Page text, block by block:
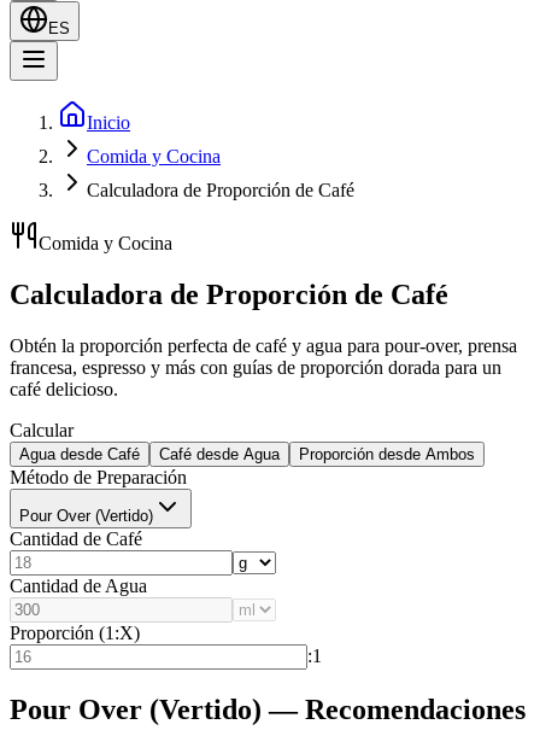
ES
Inicio
Comida y Cocina
Calculadora de Proporción de Café
Comida y Cocina
Calculadora de Proporción de Café
Obtén la proporción perfecta de café y agua para pour-over, prensa
francesa, espresso y más con guías de proporción dorada para un
café delicioso.
Calcular
Agua desde Café Café desde Agua Proporción desde Ambos
Método de Preparación
Pour Over (Vertido)
Cantidad de Café
Cantidad de Agua
Proporción (1:X)
:1
Pour Over (Vertido) — Recomendaciones